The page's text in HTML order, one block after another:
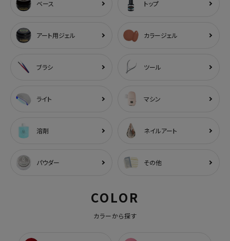
ベース トップ
アート用ジェル カラージェル
ブラシ ツール
ライト マシン
溶剤 ネイルアート
パウダー その他
COLOR
カラーから探す